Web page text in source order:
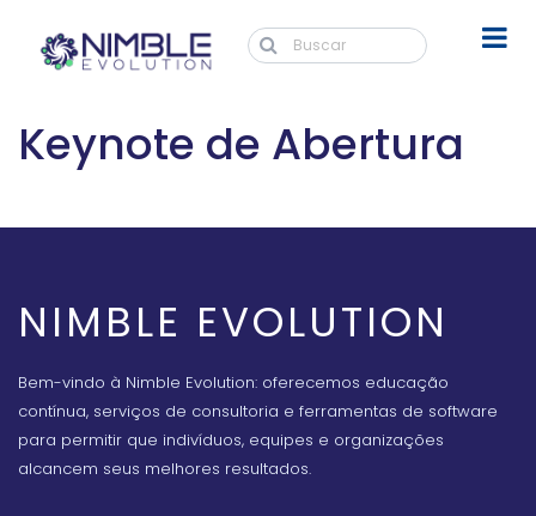
Keynote de Abertura
NIMBLE EVOLUTION
Bem-vindo à Nimble Evolution: oferecemos educação
contínua, serviços de consultoria e ferramentas de software
para permitir que indivíduos, equipes e organizações
alcancem seus melhores resultados.